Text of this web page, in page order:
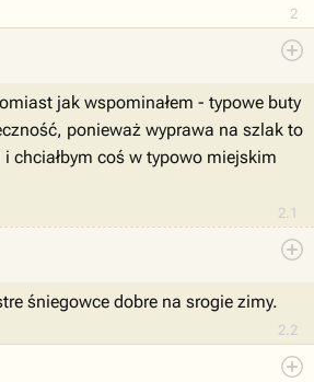
2
2.1
jak wspominałem - typowe buty
ponieważ wyprawa na szlak to
i chciałbym coś w typowo miejskim
2.2
śniegowce dobre na srogie zimy.